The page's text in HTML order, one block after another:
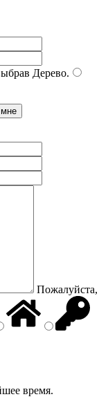
Дерево.
Пожалуйста,
время.